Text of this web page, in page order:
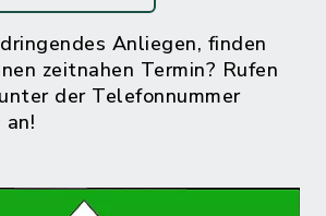
Anliegen, finden
zeitnahen Termin? Rufen
der Telefonnummer